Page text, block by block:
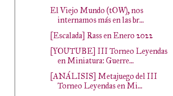
El Viejo Mundo (tOW), nos
internamos más en las br...
[Escalada] Rass en Enero 2022
[YOUTUBE] III Torneo Leyendas
en Miniatura: Guerre...
[ANÁLISIS] Metajuego del III
Torneo Leyendas en Mi...